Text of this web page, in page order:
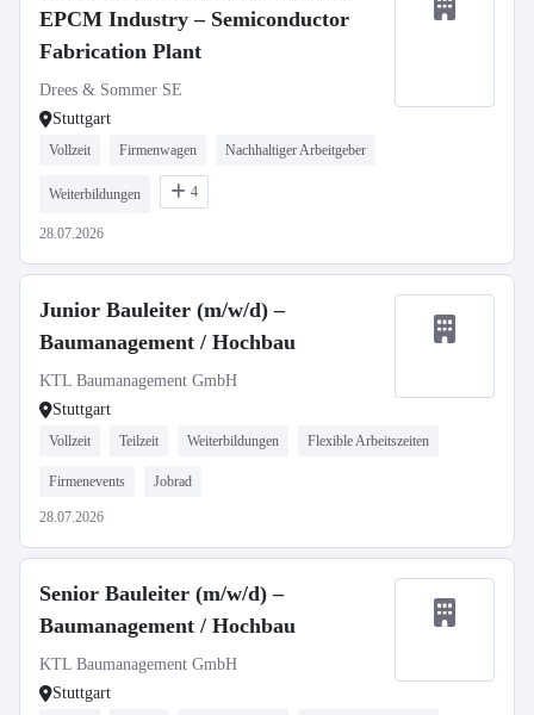
EPCM Industry – Semiconductor
Fabrication Plant
Drees & Sommer SE
Stuttgart
Vollzeit Firmenwagen Nachhaltiger Arbeitgeber
Weiterbildungen 4
28.07.2026
Junior Bauleiter (m/w/d) –
Baumanagement / Hochbau
KTL Baumanagement GmbH
Stuttgart
Vollzeit Teilzeit Weiterbildungen Flexible Arbeitszeiten
Firmenevents Jobrad
28.07.2026
Senior Bauleiter (m/w/d) –
Baumanagement / Hochbau
KTL Baumanagement GmbH
Stuttgart